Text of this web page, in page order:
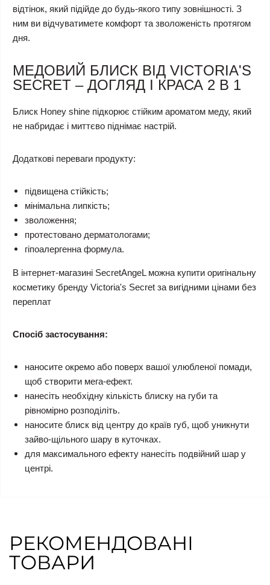
відтінок, який підійде до будь-якого типу зовнішності. З
ним ви відчуватимете комфорт та зволоженість протягом
дня.
МЕДОВИЙ БЛИСК ВІД VICTORIA'S
SECRET – ДОГЛЯД І КРАСА 2 В 1
Блиск Honey shine підкорює стійким ароматом меду, який
не набридає і миттєво піднімає настрій.
Додаткові переваги продукту:
підвищена стійкість;
мінімальна липкість;
зволоження;
протестовано дерматологами;
гіпоалергенна формула.
В інтернет-магазині SecretAngeL можна купити оригінальну
косметику бренду Victoria's Secret за вигідними цінами без
переплат
Спосіб застосування:
наносите окремо або поверх вашої улюбленої помади,
щоб створити мега-ефект.
нанесіть необхідну кількість блиску на губи та
рівномірно розподіліть.
наносите блиск від центру до країв губ, щоб уникнути
зайво-щільного шару в куточках.
для максимального ефекту нанесіть подвійний шар у
центрі.
РЕКОМЕНДОВАНІ
ТОВАРИ